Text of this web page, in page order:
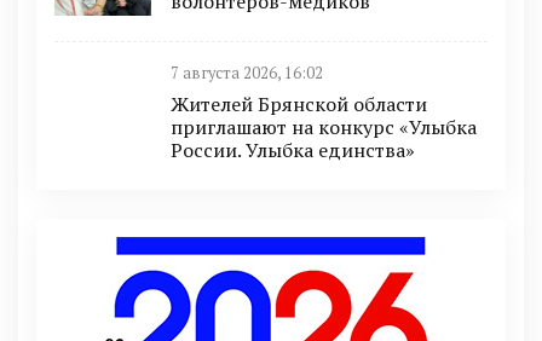
7 августа 2026, 16:02
Жителей Брянской области
приглашают на конкурс «Улыбка
России. Улыбка единства»